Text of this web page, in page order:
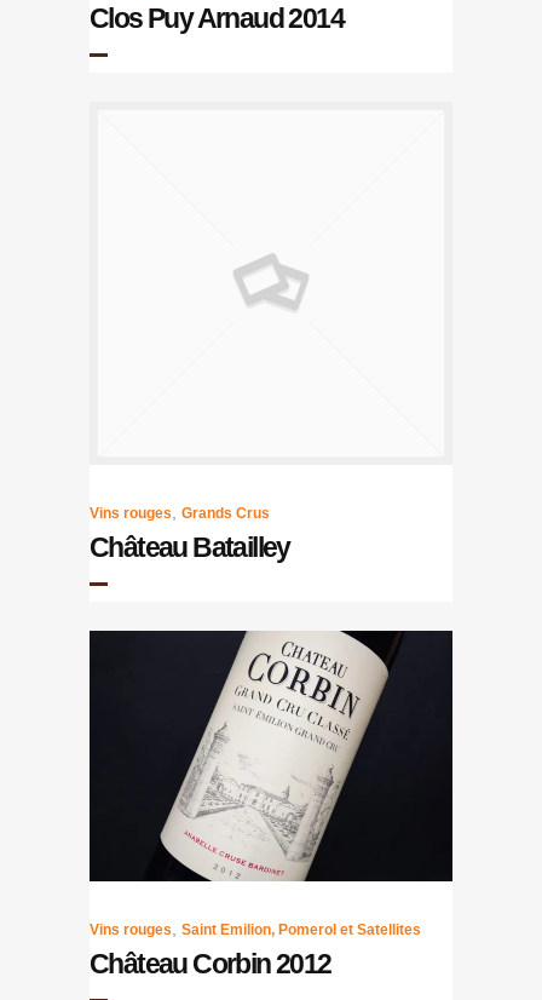
Clos Puy Arnaud 2014
Vins rouges Grands Crus
Château Batailley
Vins rouges Saint Emilion, Pomerol et Satellites
Château Corbin 2012